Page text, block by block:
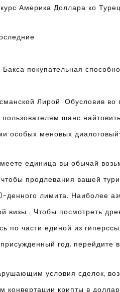
Америка Доллара ко
покупательная
Лирой. Обусловив во
шанс
особых меновых
единица вы обычай
продлевания вашей
денного лимита. Наиболее
визы . Чтобы посмотреть
по части единой из
год, перейдите
условия сделок,
конвертации крипты в